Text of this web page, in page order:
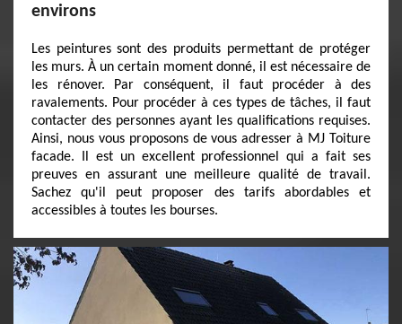
environs
Les peintures sont des produits permettant de protéger
les murs. À un certain moment donné, il est nécessaire de
les rénover. Par conséquent, il faut procéder à des
ravalements. Pour procéder à ces types de tâches, il faut
contacter des personnes ayant les qualifications requises.
Ainsi, nous vous proposons de vous adresser à MJ Toiture
facade. Il est un excellent professionnel qui a fait ses
preuves en assurant une meilleure qualité de travail.
Sachez qu'il peut proposer des tarifs abordables et
accessibles à toutes les bourses.